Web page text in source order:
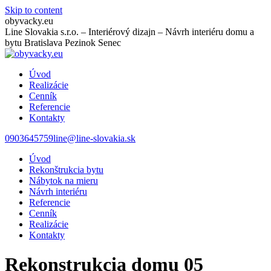
Skip to content
obyvacky.eu
Line Slovakia s.r.o. – Interiérový dizajn – Návrh interiéru domu a
bytu Bratislava Pezinok Senec
Úvod
Realizácie
Cenník
Referencie
Kontakty
0903645759line@line-slovakia.sk
Úvod
Rekonštrukcia bytu
Nábytok na mieru
Návrh interiéru
Referencie
Cenník
Realizácie
Kontakty
Rekonstrukcia domu 05